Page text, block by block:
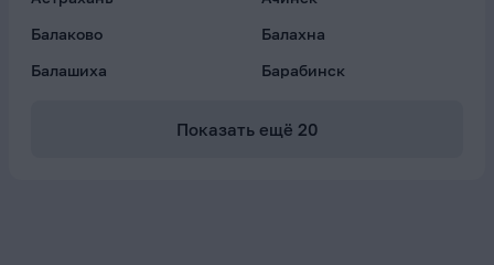
Балаково
Балахна
Балашиха
Барабинск
Показать ещё 20